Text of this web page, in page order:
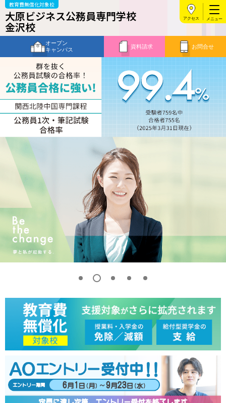
教育費無償化対象校
大原ビジネス公務員専門学校
金沢校
オープン
キャンパス
資料請求 お問合せ
アクセス